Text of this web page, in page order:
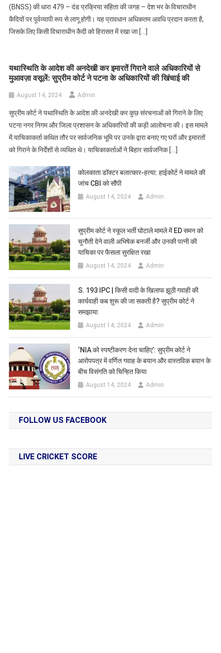
(BNSS) की धारा 479 – दंड प्रक्रिया संहिता की जगह – देश भर के विचाराधीन
कैदियों पर पूर्वव्यापी रूप से लागू होगी। यह प्रावधान अधिकतम अवधि प्रदान करता है,
जिसके लिए किसी विचाराधीन कैदी को हिरासत में रखा जा […]
यथास्थिति के आदेश की अनदेखी कर इमारतें गिराने वाले अधिकारियों से
मुआवज़ा वसूलें: सुप्रीम कोर्ट ने पटना के अधिकारियों की खिंचाई की
August 14, 2024 Admin
सुप्रीम कोर्ट ने यथास्थिति के आदेश की अनदेखी कर कुछ संरचनाओं को गिराने के लिए
पटना नगर निगम और जिला प्रशासन के अधिकारियों की कड़ी आलोचना की। इस मामले
में याचिकाकर्ता कथित तौर पर सार्वजनिक भूमि पर उनके द्वारा बनाए गए घरों और इमारतों
को गिराने के निर्देशों से व्यथित थे। याचिकाकर्ताओं ने बिहार सार्वजनिक […]
कोलकाता डॉक्टर बलात्कार-हत्या: हाईकोर्ट ने मामले की
जांच CBI को सौंपी
August 14, 2024 Admin
सुप्रीम कोर्ट ने स्कूल भर्ती घोटाले मामले में ED समन को
चुनौती देने वाली अभिषेक बनर्जी और उनकी पत्नी की
याचिका पर फैसला सुरक्षित रखा
August 14, 2024 Admin
S. 193 IPC | किसी वादी के खिलाफ झूठी गवाही की
कार्यवाही कब शुरू की जा सकती है? सुप्रीम कोर्ट ने
समझाया
August 14, 2024 Admin
‘NIA को स्पष्टीकरण देना चाहिए’: सुप्रीम कोर्ट ने
आरोपपत्र में वर्णित गवाह के बयान और वास्तविक बयान के
बीच विसंगति को चिन्हित किया
August 14, 2024 Admin
FOLLOW US FACEBOOK
LIVE CRICKET SCORE